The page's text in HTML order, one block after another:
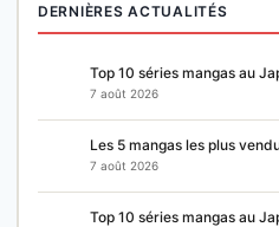
DERNIÈRES ACTUALITÉS
Top 10 séries mangas au
7 août 2026
Les 5 mangas les plus
7 août 2026
Top 10 séries mangas au